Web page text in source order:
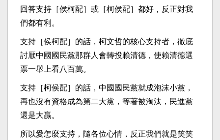
回答支持［侯柯配］或［柯侯配］都好，反正對我
們都有利。
支持［侯柯配］的話，柯文哲的核心支持者，徹底
討厭中國國民黨那群人會轉投賴清德，使賴清德選
票一舉上看八百萬。
支持［柯侯配］的話，中國國民黨就成泡沫小黨，
再也沒有資格成為第二大黨，等著被淘汰，民進黨
還是大贏。
所以愛怎麼支持，隨各位心情，反正我們就是笑笑